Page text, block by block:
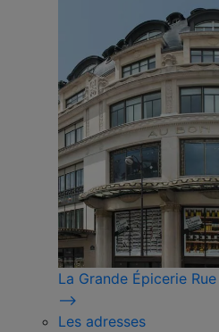
La Grande Épicerie
⟶
Les adresses